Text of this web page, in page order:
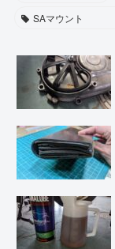
SAマウント